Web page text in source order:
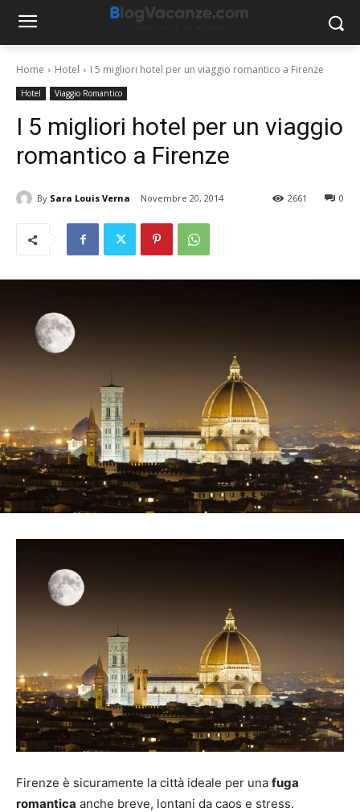
Home Hotel I 5 migliori hotel per un viaggio romantico a Firenze
Hotel Viaggio Romantico
I 5 migliori hotel per un viaggio
romantico a Firenze
By Sara Louis Verna Novembre 20, 2014 0
2661
Firenze è sicuramente la città ideale per una fuga
romantica anche breve, lontani da caos e stress.